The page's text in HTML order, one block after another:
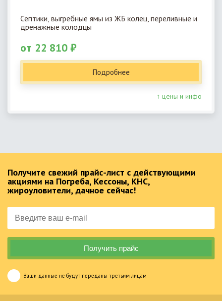
Септики, выгребные ямы из ЖБ колец, переливные и
дренажные колодцы
от 22 810 ₽
Подробнее
↑ цены и инфо
Получите свежий прайс-лист с действующими
акциями на Погреба, Кессоны, КНС,
жироуловители, дачное сейчас!
Ваши данные не будут переданы третьим лицам